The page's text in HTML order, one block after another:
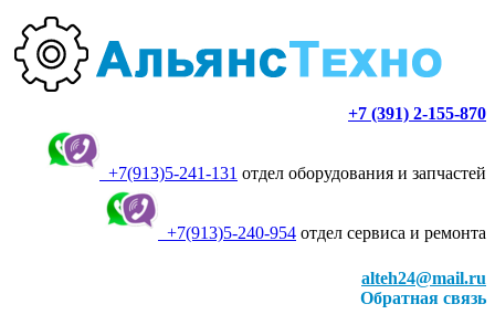
+7 (391) 2-155-870
+7(913)5-241-131 отдел оборудования и запчастей
+7(913)5-240-954 отдел сервиса и ремонта
alteh24@mail.ru
Обратная связь